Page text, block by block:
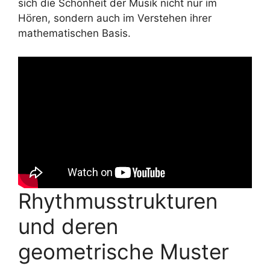
sich die Schönheit der Musik nicht nur im
Hören, sondern auch im Verstehen ihrer
mathematischen Basis.
Rhythmusstrukturen
und deren
geometrische Muster